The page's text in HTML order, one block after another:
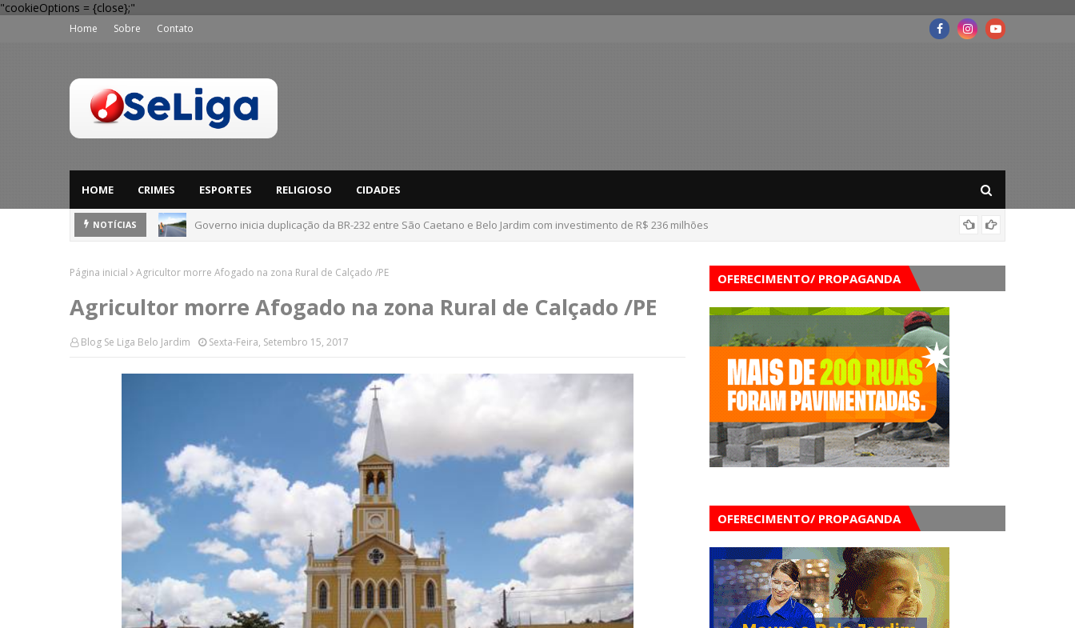
"cookieOptions = {close};"
Home Sobre Contato
HOME CRIMES ESPORTES RELIGIOSO CIDADES
NOTÍCIAS Governo inicia duplicação da BR-232 entre São Caetano e Belo Jardim com investimento de R$ 236 milhões
Página inicial Agricultor morre Afogado na zona Rural de Calçado /PE
Agricultor morre Afogado na zona Rural de Calçado /PE
Blog Se Liga Belo Jardim Sexta-Feira, Setembro 15, 2017
OFERECIMENTO/ PROPAGANDA
OFERECIMENTO/ PROPAGANDA